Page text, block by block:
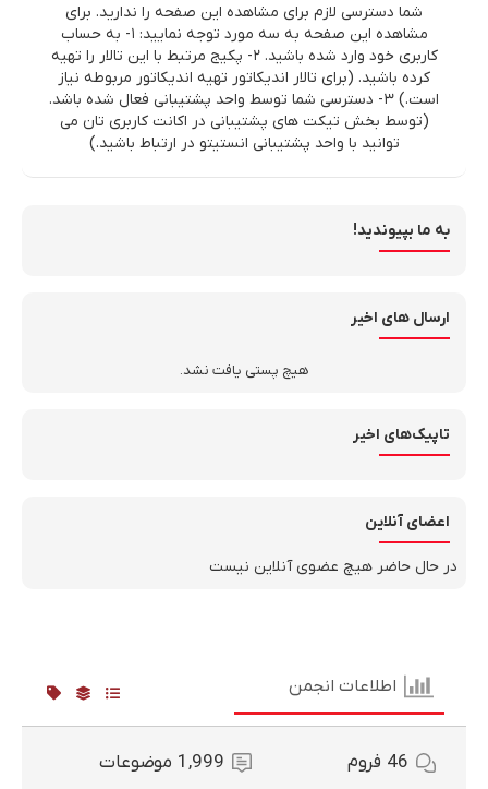
شما دسترسی لازم برای مشاهده این صفحه را ندارید. برای
مشاهده این صفحه به سه مورد توجه نمایید: ۱- به حساب
کاربری خود وارد شده باشید. ۲- پکیج مرتبط با این تالار را تهیه
کرده باشید. (برای تالار اندیکاتور تهیه اندیکاتور مربوطه نیاز
است.) ۳- دسترسی شما توسط واحد پشتیبانی فعال شده باشد.
(توسط بخش تیکت های پشتیبانی در اکانت کاربری تان می
توانید با واحد پشتیبانی انستیتو در ارتباط باشید.)
به ما بپیوندید!
ارسال های اخیر
هیچ پستی یافت نشد.
تاپیک‌های اخیر
اعضای آنلاین
در حال حاضر هیچ عضوی آنلاین نیست
اطلاعات انجمن
46 فروم 1,999 موضوعات